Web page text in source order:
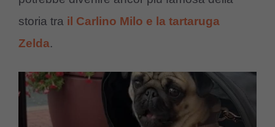
storia tra il Carlino Milo e la tartaruga
Zelda.